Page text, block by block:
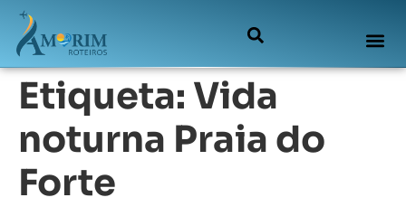
Etiqueta: Vida
noturna Praia do
Forte